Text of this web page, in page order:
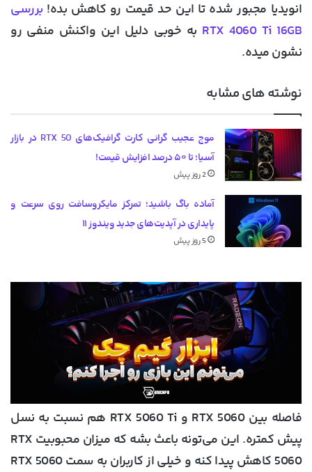
انویدیا مجبور شده تا این حد قیمت رو کاهش بده! بررسی
RTX 4060 Ti 16GB به خوبی دلیل این واکنش منفی رو
نشون میده.
نوشته های مشابه
موج عجیب گرانی کارت گرافیک‌های RTX 50 در بازار
آسیا؛ تا ۵۰ درصد افزایش قیمت!
2 روز پیش
آماده باگ باشید؛ تمرکز مایکروسافت روی سرعت و
پایداری در آپدیت‌های جدید ویندوز ۱۱
5 روز پیش
فاصله بین RTX 5060 و RTX 5060 Ti هم نسبت به نسل
پیش کمتره. این می‌تونه باعث بشه که میزان محبوبیت RTX
5060 کاهش پیدا کنه و خیلی از کاربران به سمت RTX 5060